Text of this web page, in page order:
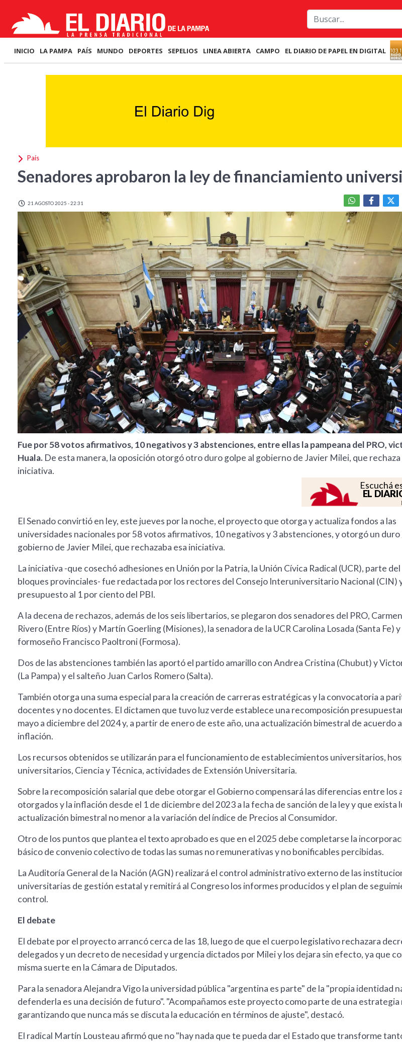
INICIO LA PAMPA PAÍS MUNDO DEPORTES SEPELIOS LINEA ABIERTA CAMPO EL DIARIO DE PAPEL EN DIGITAL
País
Senadores aprobaron la ley de financiamiento
21 AGOSTO 2025 - 22:31
Fue por 58 votos afirmativos, 10 negativos y 3 abstenciones, entre ellas la pampeana del PRO,
Huala. De esta manera, la oposición otorgó otro duro golpe al gobierno de Javier Milei, que rechaza
iniciativa.
Escuchá
EL
El Senado convirtió en ley, este jueves por la noche, el proyecto que otorga y actualiza fondos a las
universidades nacionales por 58 votos afirmativos, 10 negativos y 3 abstenciones, y otorgó un duro
gobierno de Javier Milei, que rechazaba esa iniciativa.
La iniciativa -que cosechó adhesiones en Unión por la Patria, la Unión Cívica Radical (UCR), parte del
bloques provinciales- fue redactada por los rectores del Consejo Interuniversitario Nacional (CIN)
presupuesto al 1 por ciento del PBI.
A la decena de rechazos, además de los seis libertarios, se plegaron dos senadores del PRO,
Rivero (Entre Ríos) y Martín Goerling (Misiones), la senadora de la UCR Carolina Losada (Santa Fe) y
formoseño Francisco Paoltroni (Formosa).
Dos de las abstenciones también las aportó el partido amarillo con Andrea Cristina (Chubut) y
(La Pampa) y el salteño Juan Carlos Romero (Salta).
También otorga una suma especial para la creación de carreras estratégicas y la convocatoria a
docentes y no docentes. El dictamen que tuvo luz verde establece una recomposición
mayo a diciembre del 2024 y, a partir de enero de este año, una actualización bimestral de acuerdo
inflación.
Los recursos obtenidos se utilizarán para el funcionamiento de establecimientos universitarios,
universitarios, Ciencia y Técnica, actividades de Extensión Universitaria.
Sobre la recomposición salarial que debe otorgar el Gobierno compensará las diferencias entre los
otorgados y la inflación desde el 1 de diciembre del 2023 a la fecha de sanción de la ley y que exista
actualización bimestral no menor a la variación del índice de Precios al Consumidor.
Otro de los puntos que plantea el texto aprobado es que en el 2025 debe completarse la
básico de convenio colectivo de todas las sumas no remunerativas y no bonificables percibidas.
La Auditoría General de la Nación (AGN) realizará el control administrativo externo de las
universitarias de gestión estatal y remitirá al Congreso los informes producidos y el plan de
control.
El debate
El debate por el proyecto arrancó cerca de las 18, luego de que el cuerpo legislativo rechazara
delegados y un decreto de necesidad y urgencia dictados por Milei y los dejara sin efecto, ya que
misma suerte en la Cámara de Diputados.
Para la senadora Alejandra Vigo la universidad pública "argentina es parte" de la "propia identidad
defenderla es una decisión de futuro". "Acompañamos este proyecto como parte de una estrategia
garantizando que nunca más se discuta la educación en términos de ajuste", destacó.
El radical Martín Lousteau afirmó que no "hay nada que te pueda dar el Estado que transforme